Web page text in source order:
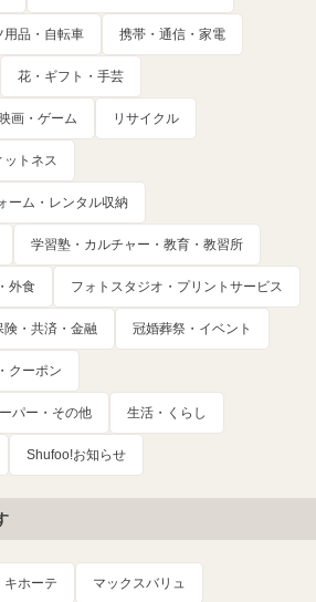
用品・自転車 携帯・通信・家電
花・ギフト・手芸
画・ゲーム リサイクル
ットネス
ーム・レンタル収納
学習塾・カルチャー・教育・教習所
外食 フォトスタジオ・プリントサービス
険・共済・金融 冠婚葬祭・イベント
クーポン
パー・その他 生活・くらし
Shufoo!お知らせ
キホーテ マックスバリュ